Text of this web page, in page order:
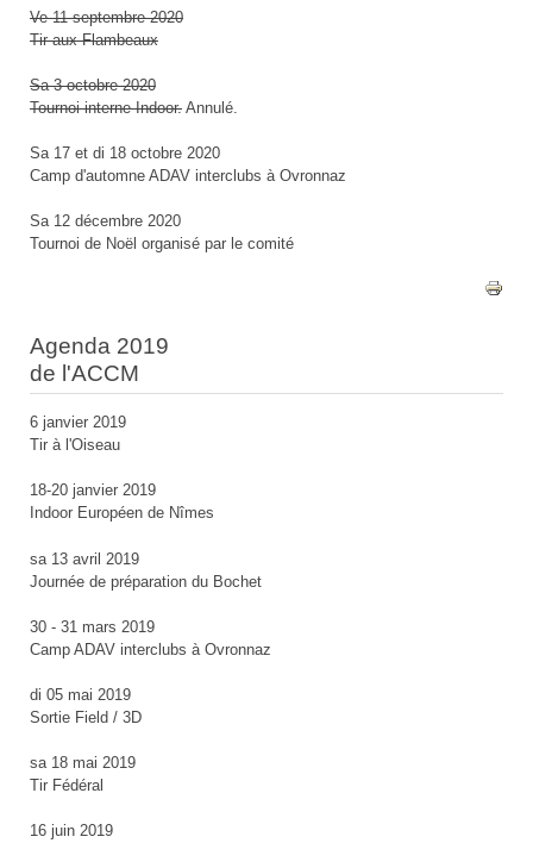
Ve 11 septembre 2020
Tir aux Flambeaux
Sa 3 octobre 2020
Tournoi interne Indoor. Annulé.
Sa 17 et di 18 octobre 2020
Camp d'automne ADAV interclubs à Ovronnaz
Sa 12 décembre 2020
Tournoi de Noël organisé par le comité
Agenda 2019
de l'ACCM
6 janvier 2019
Tir à l'Oiseau
18-20 janvier 2019
Indoor Européen de Nîmes
sa 13 avril 2019
Journée de préparation du Bochet
30 - 31 mars 2019
Camp ADAV interclubs à Ovronnaz
di 05 mai 2019
Sortie Field / 3D
sa 18 mai 2019
Tir Fédéral
16 juin 2019